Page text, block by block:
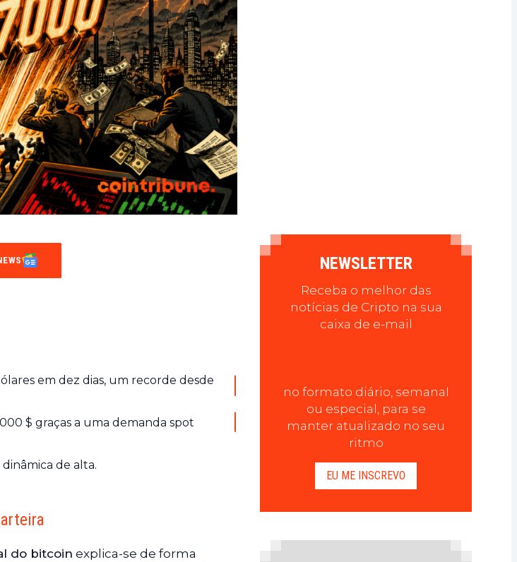
em dez dias, um recorde desde
$ graças a uma demanda spot
de alta.
do bitcoin explica-se de forma
NEWSLETTER
Receba o melhor das
notícias de Cripto na sua
caixa de e-mail
no formato diário, semanal
ou especial, para se
manter atualizado no seu
ritmo
EU ME INSCREVO